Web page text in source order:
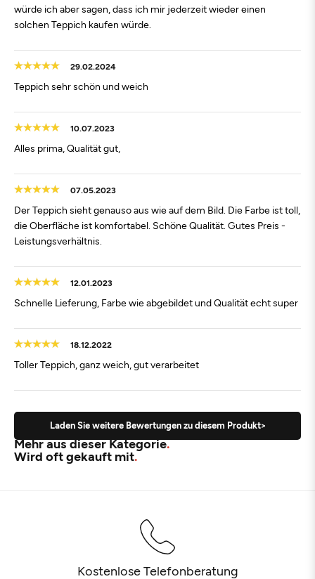
würde ich aber sagen, dass ich mir jederzeit wieder einen
solchen Teppich kaufen würde.
29.02.2024
Teppich sehr schön und weich
10.07.2023
Alles prima, Qualität gut,
07.05.2023
Der Teppich sieht genauso aus wie auf dem Bild. Die Farbe ist toll,
die Oberfläche ist komfortabel. Schöne Qualität. Gutes Preis -
Leistungsverhältnis.
12.01.2023
Schnelle Lieferung, Farbe wie abgebildet und Qualität echt super
18.12.2022
Toller Teppich, ganz weich, gut verarbeitet
Laden Sie weitere Bewertungen zu diesem Produkt>
Mehr aus dieser Kategorie
Wird oft gekauft mit
Kostenlose Telefonberatung